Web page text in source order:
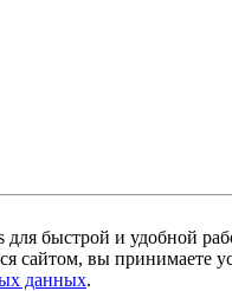
быстрой и удобной
сайтом, вы принимаете
данных.